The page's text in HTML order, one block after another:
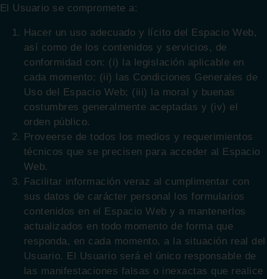
El Usuario se compromete a:
Hacer un uso adecuado y lícito del Espacio Web,
así como de los contenidos y servicios, de
conformidad con: (i) la legislación aplicable en
cada momento; (ii) las Condiciones Generales de
Uso del Espacio Web; (iii) la moral y buenas
costumbres generalmente aceptadas y (iv) el
orden público.
Proveerse de todos los medios y requerimientos
técnicos que se precisen para acceder al Espacio
Web.
Facilitar información veraz al cumplimentar con
sus datos de carácter personal los formularios
contenidos en el Espacio Web y a mantenerlos
actualizados en todo momento de forma que
responda, en cada momento, a la situación real del
Usuario. El Usuario será el único responsable de
las manifestaciones falsas o inexactas que realice